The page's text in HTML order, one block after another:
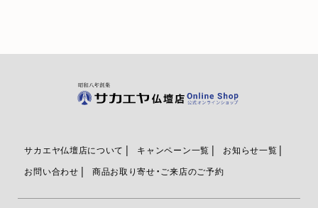
サカエヤ仏壇店について キャンペーン一覧
お知らせ一覧
お問い合わせ
商品お取り寄せ・ご来店のご予約